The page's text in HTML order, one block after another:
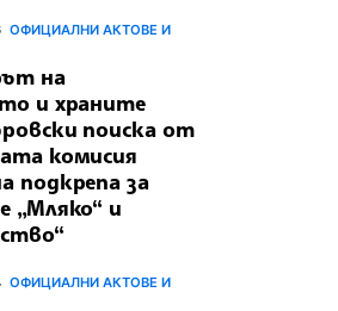
ОФИЦИАЛНИ АКТОВЕ И
на
и храните
поиска от
комисия
подкрепа за
„Мляко“ и
ОФИЦИАЛНИ АКТОВЕ И